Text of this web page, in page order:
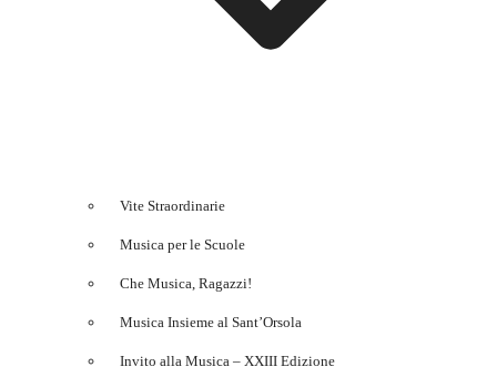
Vite Straordinarie
Musica per le Scuole
Che Musica, Ragazzi!
Musica Insieme al Sant’Orsola
Invito alla Musica – XXIII Edizione